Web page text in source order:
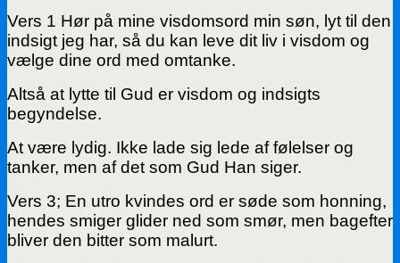
Vers 1 Hør på mine visdomsord min søn, lyt til den
indsigt jeg har, så du kan leve dit liv i visdom og
vælge dine ord med omtanke.
Altså at lytte til Gud er visdom og indsigts
begyndelse.
At være lydig. Ikke lade sig lede af følelser og
tanker, men af det som Gud Han siger.
Vers 3; En utro kvindes ord er søde som honning,
hendes smiger glider ned som smør, men bagefter
bliver den bitter som malurt.